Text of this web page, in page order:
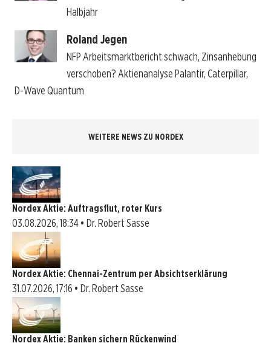
Halbjahr
Roland Jegen
NFP Arbeitsmarktbericht schwach, Zinsanhebung
verschoben? Aktienanalyse Palantir, Caterpillar,
D-Wave Quantum
WEITERE NEWS ZU NORDEX
Nordex Aktie: Auftragsflut, roter Kurs
03.08.2026, 18:34 • Dr. Robert Sasse
Nordex Aktie: Chennai-Zentrum per Absichtserklärung
31.07.2026, 17:16 • Dr. Robert Sasse
Nordex Aktie: Banken sichern Rückenwind